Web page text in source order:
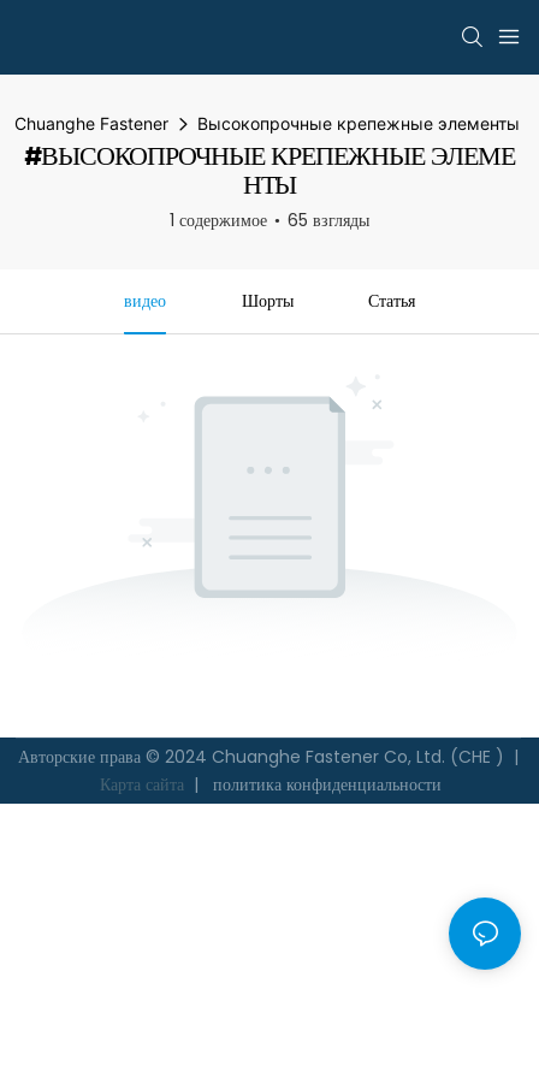
Chuanghe Fastener Высокопрочные крепежные элементы
#ВЫСОКОПРОЧНЫЕ КРЕПЕЖНЫЕ ЭЛЕМЕ
НТЫ
1 содержимое
65 взгляды
видео Шорты Статья
Авторские права © 2024 Chuanghe Fastener Co, Ltd. (CHE ) |
Карта сайта | политика конфиденциальности